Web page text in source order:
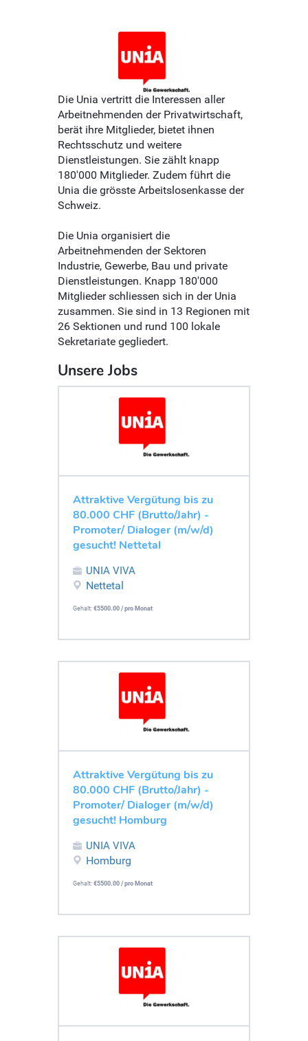
Die Unia vertritt die Interessen aller
Arbeitnehmenden der Privatwirtschaft,
berät ihre Mitglieder, bietet ihnen
Rechtsschutz und weitere
Dienstleistungen. Sie zählt knapp
180'000 Mitglieder. Zudem führt die
Unia die grösste Arbeitslosenkasse der
Schweiz.
Die Unia organisiert die
Arbeitnehmenden der Sektoren
Industrie, Gewerbe, Bau und private
Dienstleistungen. Knapp 180'000
Mitglieder schliessen sich in der Unia
zusammen. Sie sind in 13 Regionen mit
26 Sektionen und rund 100 lokale
Sekretariate gegliedert.
Unsere Jobs
Attraktive Vergütung bis zu
80.000 CHF (Brutto/Jahr) -
Promoter/ Dialoger (m/w/d)
gesucht! Nettetal
UNIA VIVA
Nettetal
Gehalt: €5500.00 / pro Monat
Attraktive Vergütung bis zu
80.000 CHF (Brutto/Jahr) -
Promoter/ Dialoger (m/w/d)
gesucht! Homburg
UNIA VIVA
Homburg
Gehalt: €5500.00 / pro Monat